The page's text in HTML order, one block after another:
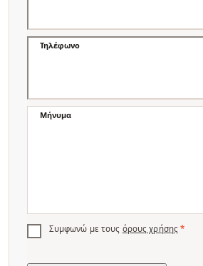
Τηλέφωνο
Μήνυμα
Συμφωνώ με τους όρους χρήσης *